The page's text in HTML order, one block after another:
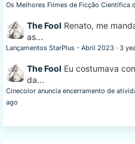
Os Melhores Filmes de Ficção Científica
The Fool Renato, me
as...
Lançamentos StarPlus - Abril 2023 · 3
The Fool Eu costumava
da...
Cinecolor anuncia encerramento de
ago